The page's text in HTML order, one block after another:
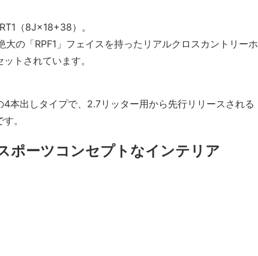
（8J×18+38）。
の「RPF1」フェイスを持ったリアルクロスカントリーホ
トされています。
本出しタイプで、2.7リッター用から先行リリースされる
。
ポーツコンセプトなインテリア